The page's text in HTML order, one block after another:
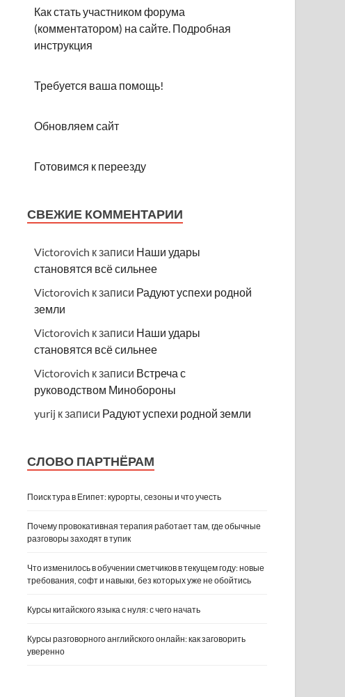
Как стать участником форума
(комментатором) на сайте. Подробная
инструкция
Требуется ваша помощь!
Обновляем сайт
Готовимся к переезду
СВЕЖИЕ КОММЕНТАРИИ
Victorovich к записи Наши удары
становятся всё сильнее
Victorovich к записи Радуют успехи родной
земли
Victorovich к записи Наши удары
становятся всё сильнее
Victorovich к записи Встреча с
руководством Минобороны
yurij к записи Радуют успехи родной земли
СЛОВО ПАРТНЁРАМ
Поиск тура в Египет: курорты, сезоны и что учесть
Почему провокативная терапия работает там, где обычные
разговоры заходят в тупик
Что изменилось в обучении сметчиков в текущем году: новые
требования, софт и навыки, без которых уже не обойтись
Курсы китайского языка с нуля: с чего начать
Курсы разговорного английского онлайн: как заговорить
уверенно